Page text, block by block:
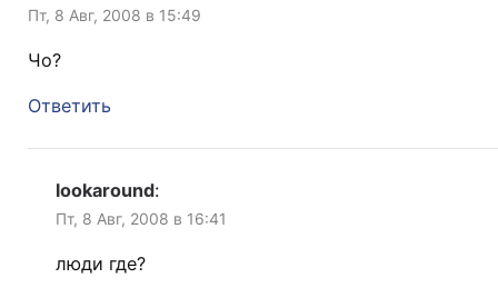
Пт, 8 Авг, 2008 в 15:49
Чо?
Ответить
lookaround:
Пт, 8 Авг, 2008 в 16:41
люди где?